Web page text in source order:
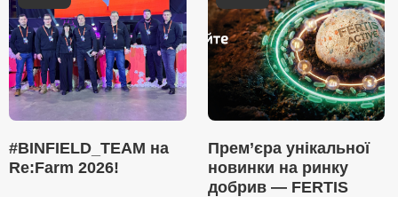
#BINFIELD_TEAM на
Re:Farm 2026!
Прем’єра унікальної
новинки на ринку
добрив — FERTIS